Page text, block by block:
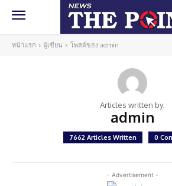
หน้าแรก ผู้เขียน โพสต์ของ admin
Articles written by:
admin
7662 Articles Written 0
- Advertisement -